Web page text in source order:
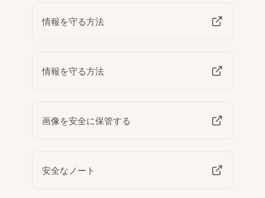
情報を守る方法
情報を守る方法
画像を安全に保管する
安全なノート